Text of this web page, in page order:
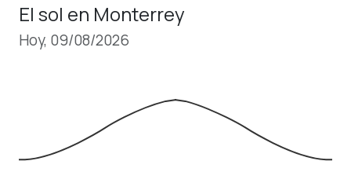
El sol en Monterrey
Hoy, 09/08/2026